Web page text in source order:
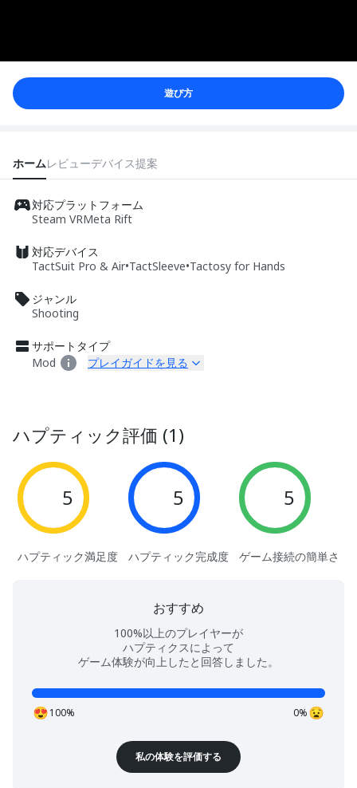
遊び方
ホームレビューデバイス提案
対応プラットフォーム
Steam VRMeta Rift
対応デバイス
TactSuit Pro & Air•TactSleeve•Tactosy for Hands
ジャンル
Shooting
サポートタイプ
Mod
プレイガイドを見る
ハプティック評価 (1)
5
ハプティック満足度
5
ハプティック完成度
5
ゲーム接続の簡単さ
おすすめ
100%以上のプレイヤーが
ハプティクスによって
ゲーム体験が向上したと回答しました。
100% 0%
私の体験を評価する